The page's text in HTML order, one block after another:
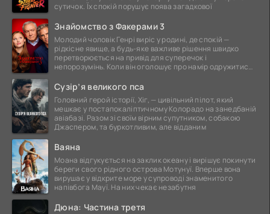
сутичок. Їх спокій порушує поява загадкової
Знайомство з Факерами 3
Молодий чоловік Генрі виріс у родині, де спокій —
рідкісне явище, а будь-яке важливе рішення швидко
перетворюється на привід для суперечок і
непорозумінь. Коли він оголошує про намір одружитися,
Сузір’я великого пса
Головний герой історії, Хіг, — цивільний пілот, який
мешкає у постапокаліптичному Колорадо на занедбаній
авіабазі. Разом зі своїм вірним супутником, собакою
Джаспером, та буркотливим, але відданим
Ваяна
Моана відгукується на заклик океану і вирішує покинути
береги свого рідного острова Мотунуї. Вперше вона
вирушає у відкрите море у супроводі знаменитого
напівбога Мауї. На них чекає незабутня
Дюна: Частина третя